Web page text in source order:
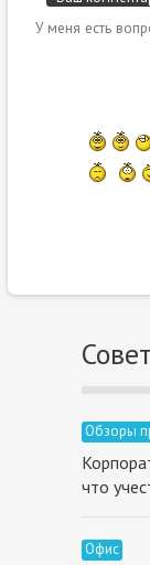
Обзоры
что
Офис